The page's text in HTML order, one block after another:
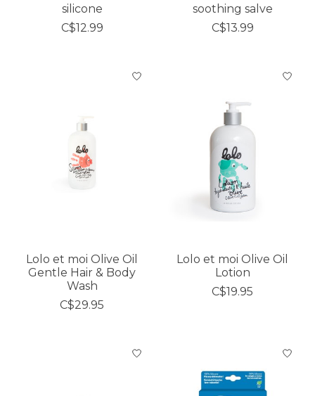
silicone
C$12.99
soothing salve
C$13.99
Lolo et moi Olive Oil
Gentle Hair & Body
Wash
C$29.95
Lolo et moi Olive Oil
Lotion
C$19.95